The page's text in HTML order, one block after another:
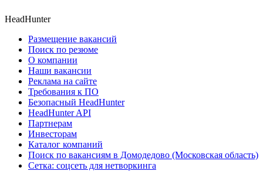
HeadHunter
Размещение вакансий
Поиск по резюме
О компании
Наши вакансии
Реклама на сайте
Требования к ПО
Безопасный HeadHunter
HeadHunter API
Партнерам
Инвесторам
Каталог компаний
Поиск по вакансиям в Домодедово (Московская область)
Сетка: соцсеть для нетворкинга